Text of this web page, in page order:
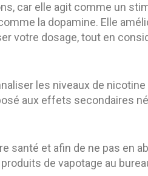
car elle agit comme un
la dopamine. Elle
votre dosage, tout en
les niveaux de
aux effets secondaires
santé et afin de ne pas en
de vapotage au